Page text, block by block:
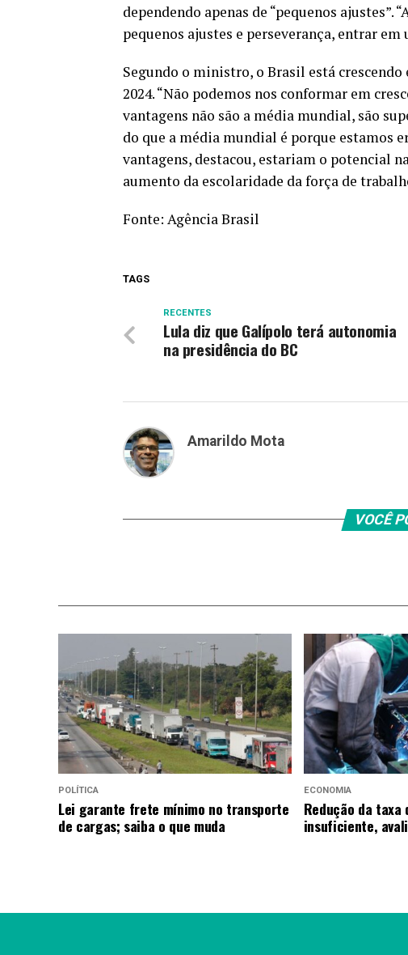
dependendo apenas de “pequenos
pequenos ajustes e perseverança, entrar
Segundo o ministro, o Brasil está
2024. “Não podemos nos conformar em
vantagens não são a média mundial, são
do que a média mundial é porque estamos
vantagens, destacou, estariam o potencial
aumento da escolaridade da força de
Fonte: Agência Brasil
TAGS
RECENTES
Lula diz que Galípolo terá autonomia
na presidência do BC
Amarildo Mota
VOCÊ
POLÍTICA
Lei garante frete mínimo no transporte
de cargas; saiba o que muda
ECONOMIA
Redução da taxa
insuficiente,